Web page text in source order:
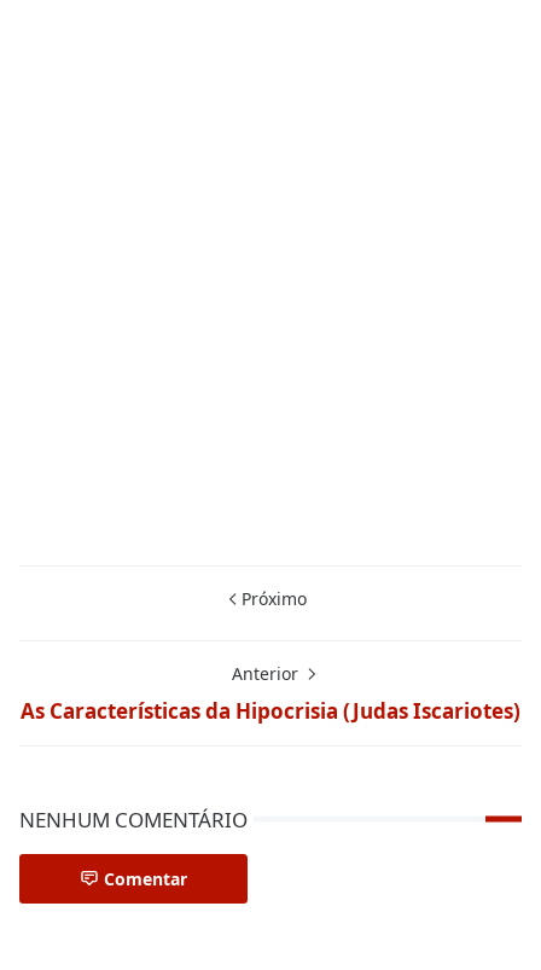
Próximo
Anterior
As Características da Hipocrisia (Judas Iscariotes)
NENHUM COMENTÁRIO
Comentar